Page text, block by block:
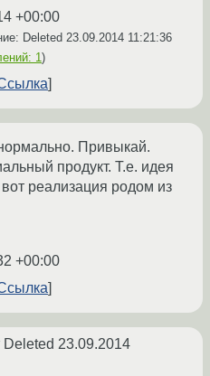
+00:00
Deleted 23.09.2014 11:21:36
1)
Привыкай.
продукт. Т.е. идея
реализация родом из
+00:00
Deleted 23.09.2014